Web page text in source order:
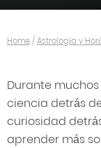
Home/Astrología y
Durante
ciencia detrás
curiosidad
aprender más